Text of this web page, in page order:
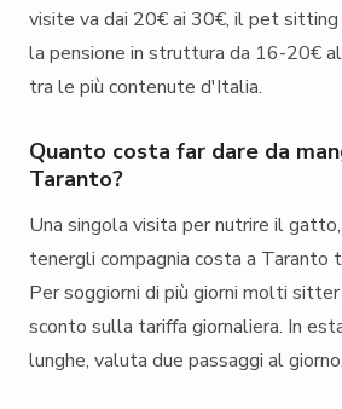
visite va dai 20€ ai 30€, il pet
la pensione in struttura da 16-20€
tra le più contenute d'Italia.
Quanto costa far dare da
Taranto?
Una singola visita per nutrire il
tenergli compagnia costa a Taranto
Per soggiorni di più giorni molti
sconto sulla tariffa giornaliera. In
lunghe, valuta due passaggi al giorno.